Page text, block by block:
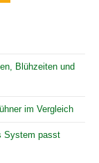
Blühzeiten und
im Vergleich
System passt